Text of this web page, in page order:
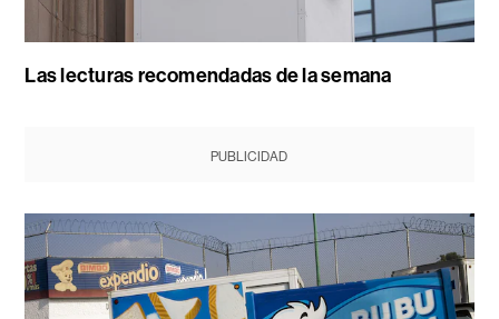
Las lecturas recomendadas de la semana
PUBLICIDAD